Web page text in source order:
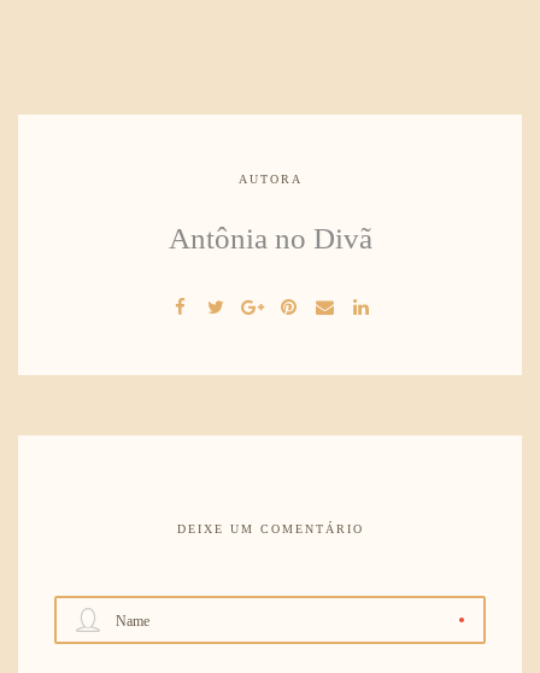
AUTORA
Antônia no Divã
DEIXE UM COMENTÁRIO
Name